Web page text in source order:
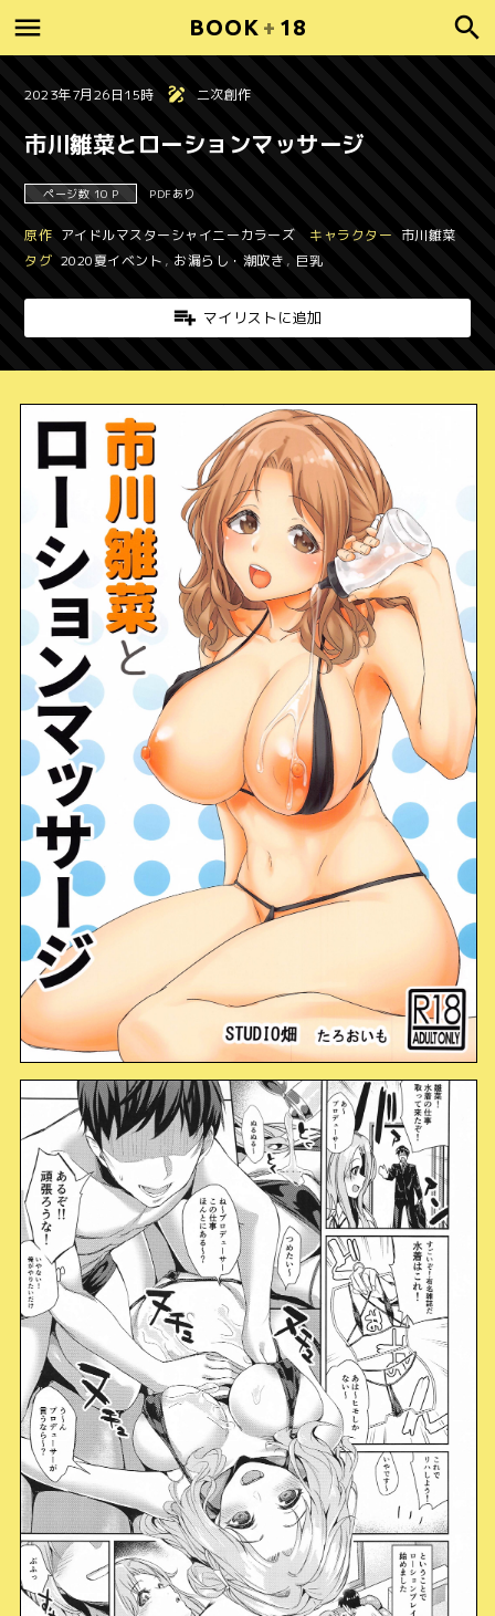
BOOK + 18
2023年7月26日15時 二次創作
市川雛菜とローションマッサージ
ページ数 10 P PDFあり
原作 アイドルマスターシャイニーカラーズ キャラクター 市川雛菜
タグ 2020夏イベント , お漏らし・潮吹き , 巨乳
マイリストに追加